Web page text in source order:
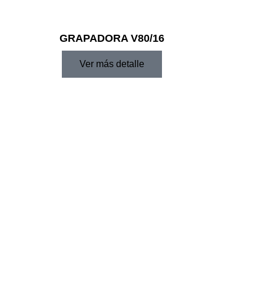
GRAPADORA V80/16
Ver más detalle